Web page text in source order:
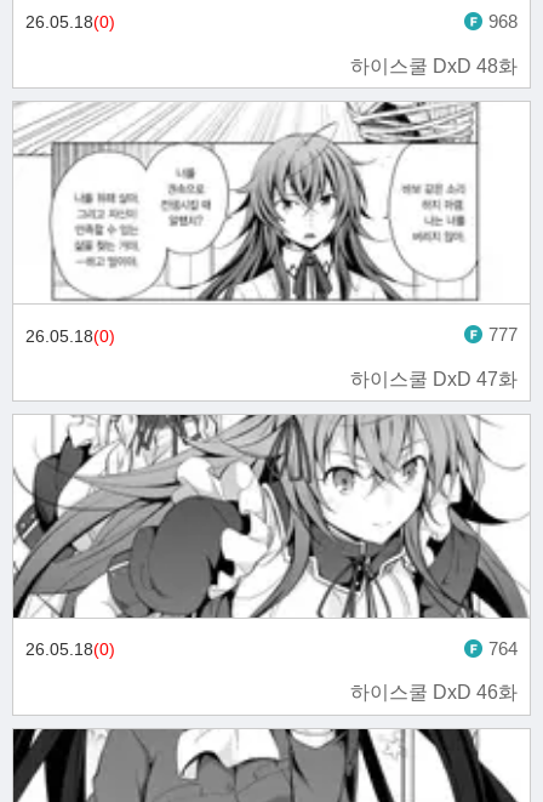
하이스쿨 DxD 48화
26.05.18(0) 968
하이스쿨 DxD 47화
26.05.18(0) 777
하이스쿨 DxD 46화
26.05.18(0) 764